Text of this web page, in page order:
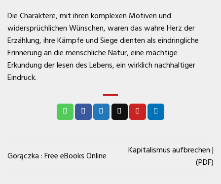
Die Charaktere, mit ihren komplexen Motiven und
widersprüchlichen Wünschen, waren das wahre Herz der
Erzählung, ihre Kämpfe und Siege dienten als eindringliche
Erinnerung an die menschliche Natur, eine mächtige
Erkundung der lesen des Lebens, ein wirklich nachhaltiger
Eindruck.
Gorączka : Free eBooks Online
Kapitalismus aufbrechen |
(PDF)